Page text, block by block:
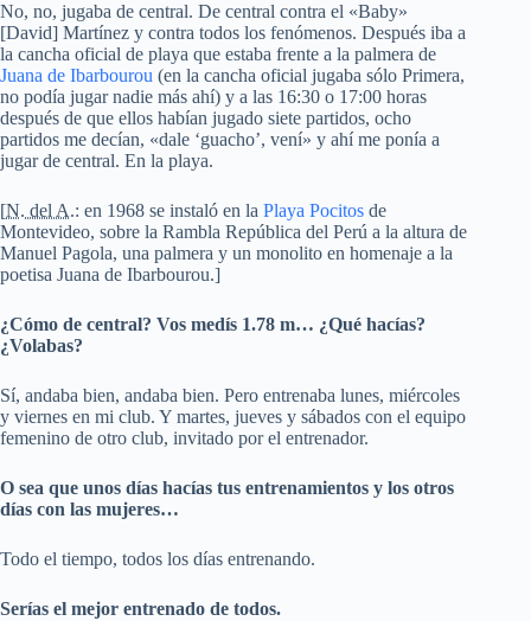
No, no, jugaba de central. De central contra el «Baby»
[David] Martínez y contra todos los fenómenos. Después iba a
la cancha oficial de playa que estaba frente a la palmera de
Juana de Ibarbourou (en la cancha oficial jugaba sólo Primera,
no podía jugar nadie más ahí) y a las 16:30 o 17:00 horas
después de que ellos habían jugado siete partidos, ocho
partidos me decían, «dale ‘guacho’, vení» y ahí me ponía a
jugar de central. En la playa.
[N. del A.: en 1968 se instaló en la Playa Pocitos de
Montevideo, sobre la Rambla República del Perú a la altura de
Manuel Pagola, una palmera y un monolito en homenaje a la
poetisa Juana de Ibarbourou.]
¿Cómo de central? Vos medís 1.78 m… ¿Qué hacías?
¿Volabas?
Sí, andaba bien, andaba bien. Pero entrenaba lunes, miércoles
y viernes en mi club. Y martes, jueves y sábados con el equipo
femenino de otro club, invitado por el entrenador.
O sea que unos días hacías tus entrenamientos y los otros
días con las mujeres…
Todo el tiempo, todos los días entrenando.
Serías el mejor entrenado de todos.